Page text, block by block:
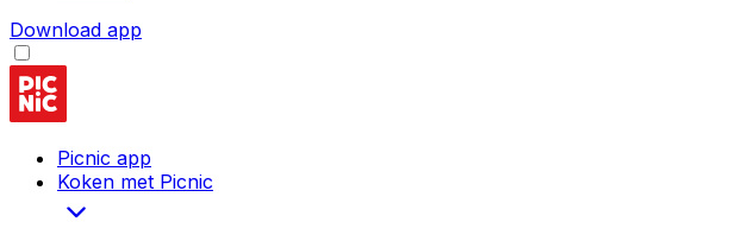
Download app
Picnic app
Koken met Picnic